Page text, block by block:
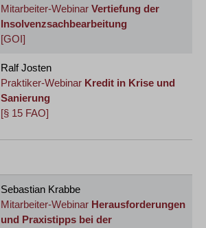
Mitarbeiter-Webinar Vertiefung der
Insolvenzsachbearbeitung
[GOI]
Ralf Josten
Praktiker-Webinar Kredit in Krise und
Sanierung
[§ 15 FAO]
Sebastian Krabbe
Mitarbeiter-Webinar Herausforderungen
und Praxistipps bei der